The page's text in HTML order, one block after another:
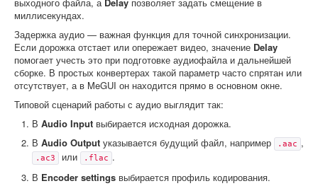
выходного файла, а Delay позволяет задать смещение в
миллисекундах.
Задержка аудио — важная функция для точной синхронизации.
Если дорожка отстает или опережает видео, значение Delay
помогает учесть это при подготовке аудиофайла и дальнейшей
сборке. В простых конвертерах такой параметр часто спрятан или
отсутствует, а в MeGUI он находится прямо в основном окне.
Типовой сценарий работы с аудио выглядит так:
В Audio Input выбирается исходная дорожка.
В Audio Output указывается будущий файл, например .aac ,
.ac3 или .flac .
В Encoder settings выбирается профиль кодирования.